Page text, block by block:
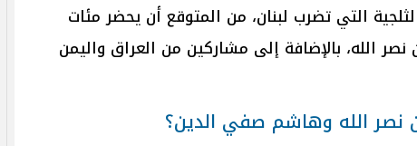
التي تضرب لبنان، من المتوقع أن يحضر مئات
الله، بالإضافة إلى مشاركين من العراق واليمن
نصر الله وهاشم صفي الدين؟